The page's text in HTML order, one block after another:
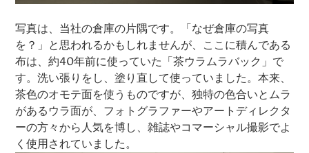
写真は、当社の倉庫の片隅です。「なぜ倉庫の写真
を？」と思われるかもしれませんが、ここに積んである
布は、約40年前に使っていた「茶ウラムラバック」で
す。洗い張りをし、塗り直して使っていました。本来、
茶色のオモテ面を使うものですが、独特の色合いとムラ
があるウラ面が、フォトグラファーやアートディレクタ
ーの方々から人気を博し、雑誌やコマーシャル撮影でよ
く使用されていました。